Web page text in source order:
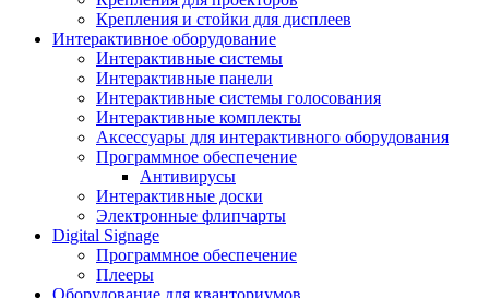
Крепления и стойки для дисплеев
Интерактивное оборудование
Интерактивные системы
Интерактивные панели
Интерактивные системы голосования
Интерактивные комплекты
Аксессуары для интерактивного оборудования
Программное обеспечение
Антивирусы
Интерактивные доски
Электронные флипчарты
Digital Signage
Программное обеспечение
Плееры
Оборудование для кванториумов